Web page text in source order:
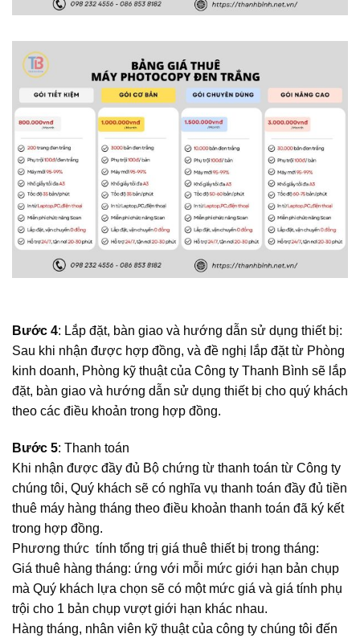
Bước 4: Lắp đặt, bàn giao và hướng dẫn sử dụng thiết bị:
Sau khi nhận được hợp đồng, và đề nghị lắp đặt từ Phòng
kinh doanh, Phòng kỹ thuật của Công ty Thanh Bình sẽ lắp
đặt, bàn giao và hướng dẫn sử dụng thiết bị cho quý khách
theo các điều khoản trong hợp đồng.
Bước 5: Thanh toán
Khi nhận được đầy đủ Bộ chứng từ thanh toán từ Công ty
chúng tôi, Quý khách sẽ có nghĩa vụ thanh toán đầy đủ tiền
thuê máy hàng tháng theo điều khoản thanh toán đã ký kết
trong hợp đồng.
Phương thức tính tổng trị giá thuê thiết bị trong tháng:
Giá thuê hàng tháng: ứng với mỗi mức giới hạn bản chụp
mà Quý khách lựa chọn sẽ có một mức giá và giá tính phụ
trội cho 1 bản chụp vượt giới hạn khác nhau.
Hàng tháng, nhân viên kỹ thuật của công ty chúng tôi đến